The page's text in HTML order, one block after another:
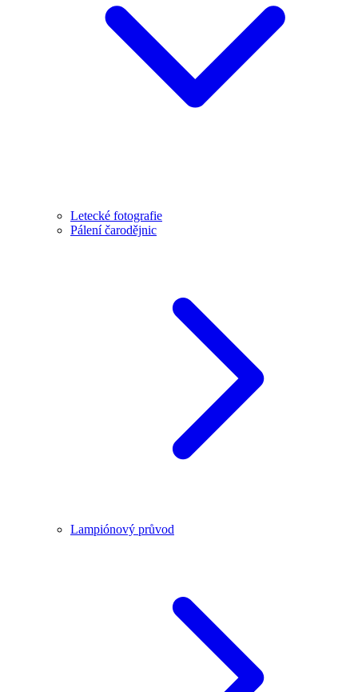
Letecké fotografie
Pálení čarodějnic
Lampiónový průvod